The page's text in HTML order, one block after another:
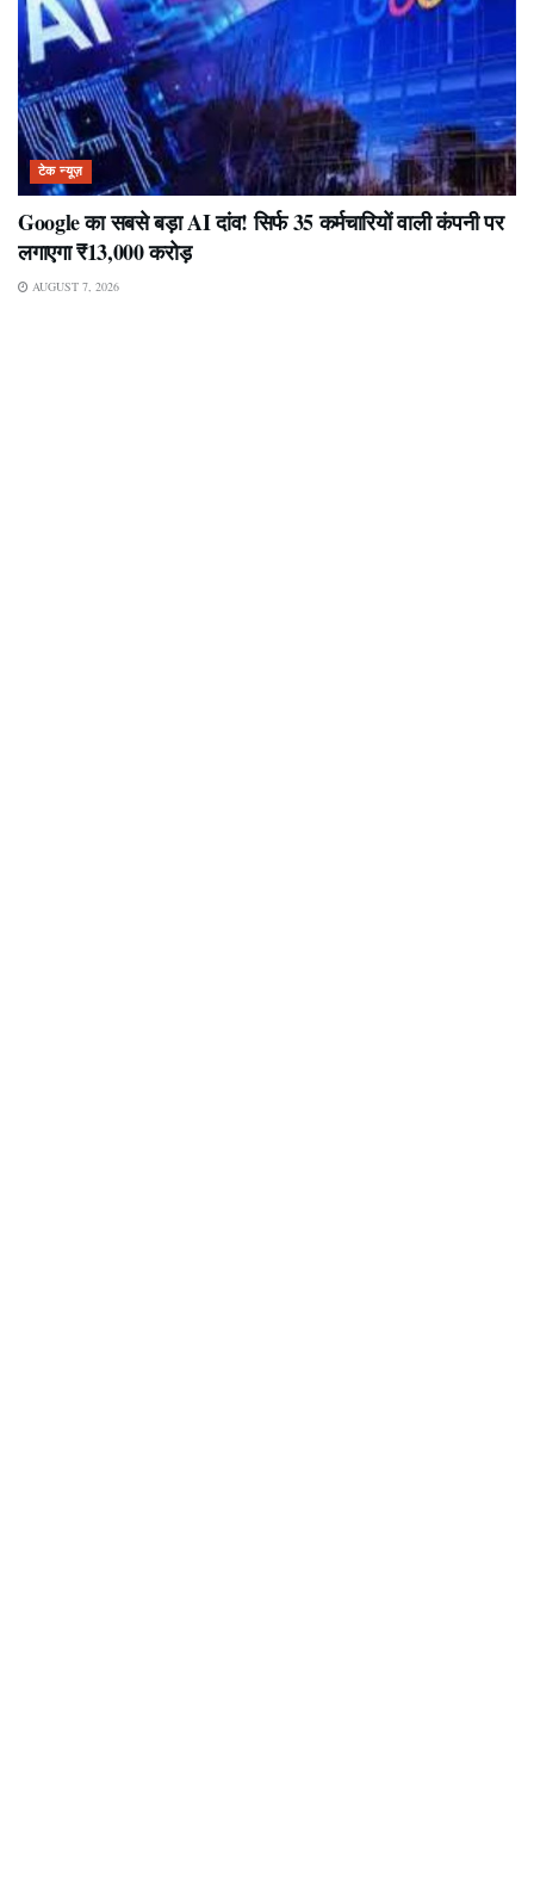
टेक न्यूज़
Google का सबसे बड़ा AI दांव! सिर्फ 35 कर्मचारियों वाली कंपनी पर
लगाएगा ₹13,000 करोड़
AUGUST 7, 2026